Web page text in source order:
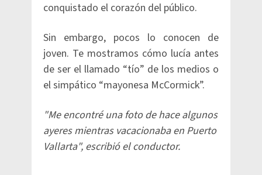
conquistado el corazón del público.
Sin embargo, pocos lo conocen de
joven. Te mostramos cómo lucía antes
de ser el llamado “tío” de los medios o
el simpático “mayonesa McCormick”.
"Me encontré una foto de hace algunos
ayeres mientras vacacionaba en Puerto
Vallarta", escribió el conductor.